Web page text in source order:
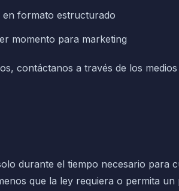
formato estructurado
momento para marketing
contáctanos a través de los
durante el tiempo necesario para
que la ley requiera o permita un